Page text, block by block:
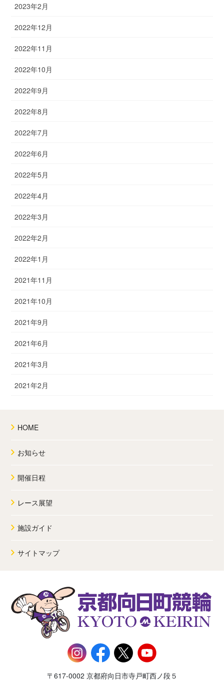
2023年2月
2022年12月
2022年11月
2022年10月
2022年9月
2022年8月
2022年7月
2022年6月
2022年5月
2022年4月
2022年3月
2022年2月
2022年1月
2021年11月
2021年10月
2021年9月
2021年6月
2021年3月
2021年2月
HOME
お知らせ
開催日程
レース展望
施設ガイド
サイトマップ
〒617-0002 京都府向日市寺戸町西ノ段５